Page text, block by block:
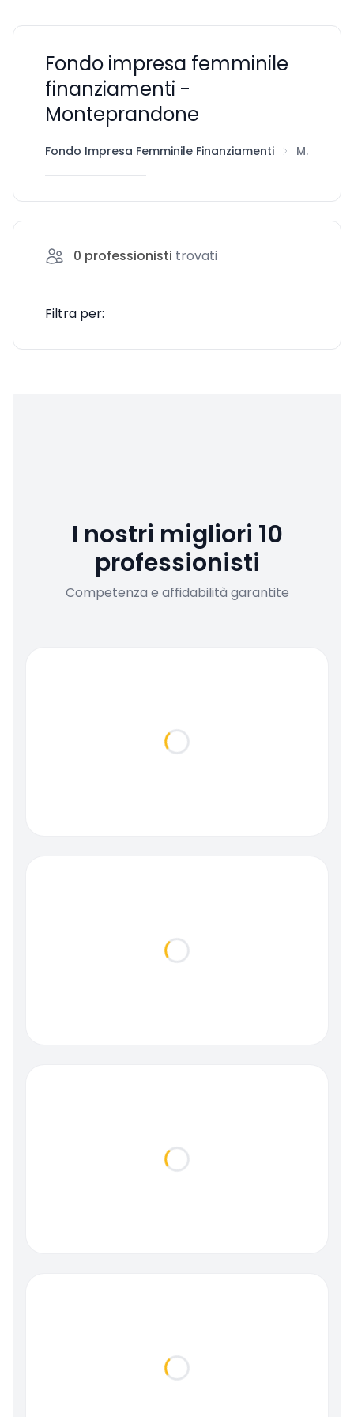
Fondo impresa femminile
finanziamenti -
Monteprandone
Fondo Impresa Femminile Finanziamenti Monteprandone
0 professionisti trovati
Filtra per:
I nostri migliori 10
professionisti
Competenza e affidabilità garantite
Loading...
Loading...
Loading...
Loading...